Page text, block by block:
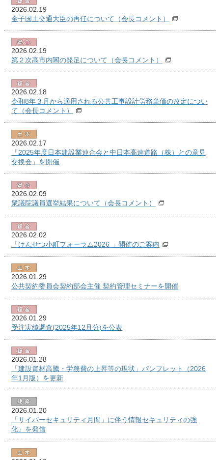
2026.02.19
金子国土交通大臣の再任について（会長コメント）
2026.02.19
第２次高市内閣の発足について（会長コメント）
2026.02.18
令和8年３月から適用される公共工事設計労務単価の改定につい
て（会長コメント）
2026.02.17
「2025年度日本建設業連合会と中日本高速道路（株）との意見
交換会」を開催
2026.02.09
衆議院議員選挙結果について（会長コメント）
2026.02.02
「けんせつ小町フォーラム2026 」開催のご案内
2026.01.29
公共契約委員会契約部会主催 契約管理セミナーを開催
2026.01.29
受注実績調査(2025年12月分)を公表
2026.01.28
「建設資材高騰・労務費の上昇等の現状」パンフレット（2026
年1月版）を更新
2026.01.20
「サイバーセキュリティ月間」に伴う情報セキュリティの強
化』を発信